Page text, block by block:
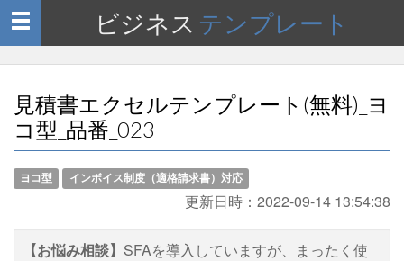
Toggle
navigation
ビジネス テンプレート
見積書エクセルテンプレート(無料)_ヨ
コ型_品番_023
ヨコ型 インボイス制度（適格請求書）対応
更新日時： 2022-09-14 13:54:38
【お悩み相談】 SFAを導入していますが、まったく使